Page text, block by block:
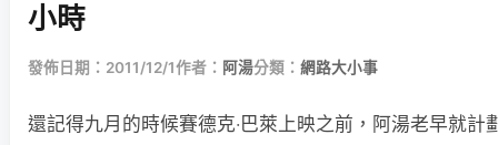
小時
發佈日期：2011/12/1作者： 阿湯分類： 網路大小事
還記得九月的時候賽德克‧巴萊上映之前，阿湯老早就計